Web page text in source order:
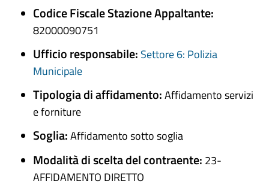
Codice Fiscale Stazione Appaltante:
82000090751
Ufficio responsabile: Settore 6: Polizia
Municipale
Tipologia di affidamento:Affidamento servizi
e forniture
Soglia:Affidamento sotto soglia
Modalità di scelta del contraente: 23-
AFFIDAMENTO DIRETTO